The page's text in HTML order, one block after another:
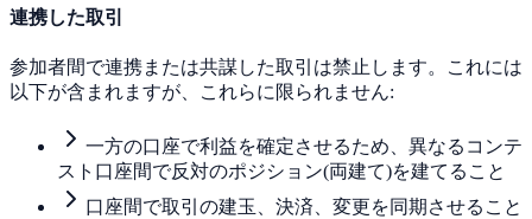
連携した取引
参加者間で連携または共謀した取引は禁止します。これには
以下が含まれますが、これらに限られません:
一方の口座で利益を確定させるため、異なるコンテ
スト口座間で反対のポジション(両建て)を建てること
口座間で取引の建玉、決済、変更を同期させること